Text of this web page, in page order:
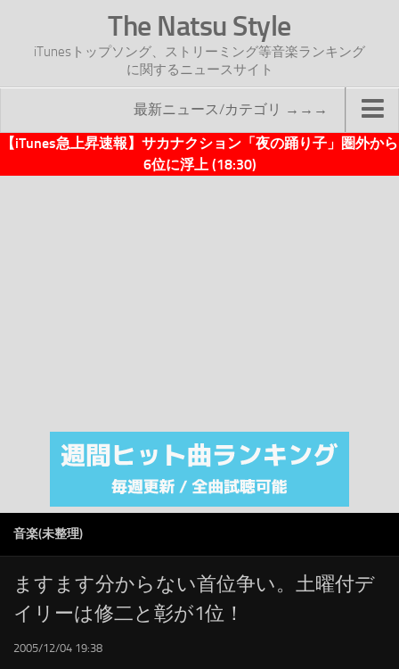
The Natsu Style
iTunesトップソング、ストリーミング等音楽ランキング
に関するニュースサイト
最新ニュース/カテゴリ →→→
TOP
注目カテゴリ
オリジナルiTunes週間トップソング
RSS
LINKS
【iTunes急上昇速報】サカナクション「夜の踊り子」圏外から
6位に浮上 (18:30)
音楽(未整理)
ますます分からない首位争い。土曜付デ
イリーは修二と彰が1位！
2005/12/04 19:38